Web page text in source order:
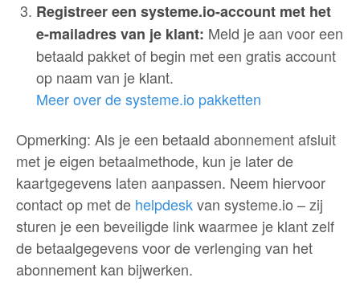
Registreer een systeme.io-account met het
e-mailadres van je klant: Meld je aan voor een
betaald pakket of begin met een gratis account
op naam van je klant.
Meer over de systeme.io pakketten
Opmerking: Als je een betaald abonnement afsluit
met je eigen betaalmethode, kun je later de
kaartgegevens laten aanpassen. Neem hiervoor
contact op met de helpdeskvan systeme.io – zij
sturen je een beveiligde link waarmee je klant zelf
de betaalgegevens voor de verlenging van het
abonnement kan bijwerken.